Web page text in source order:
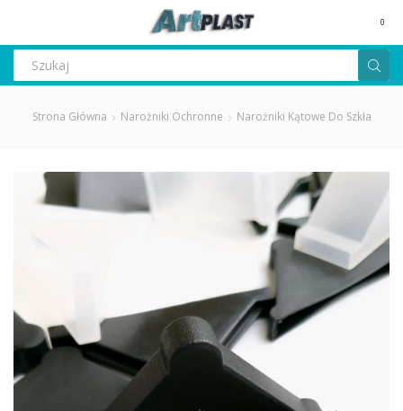
0
input
Strona Główna Narożniki Ochronne Narożniki Kątowe Do Szkła